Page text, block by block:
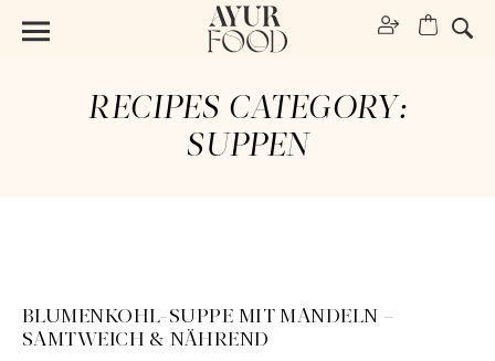
RECIPES CATEGORY:
SUPPEN
BLUMENKOHL-SUPPE MIT MANDELN –
SAMTWEICH & NÄHREND